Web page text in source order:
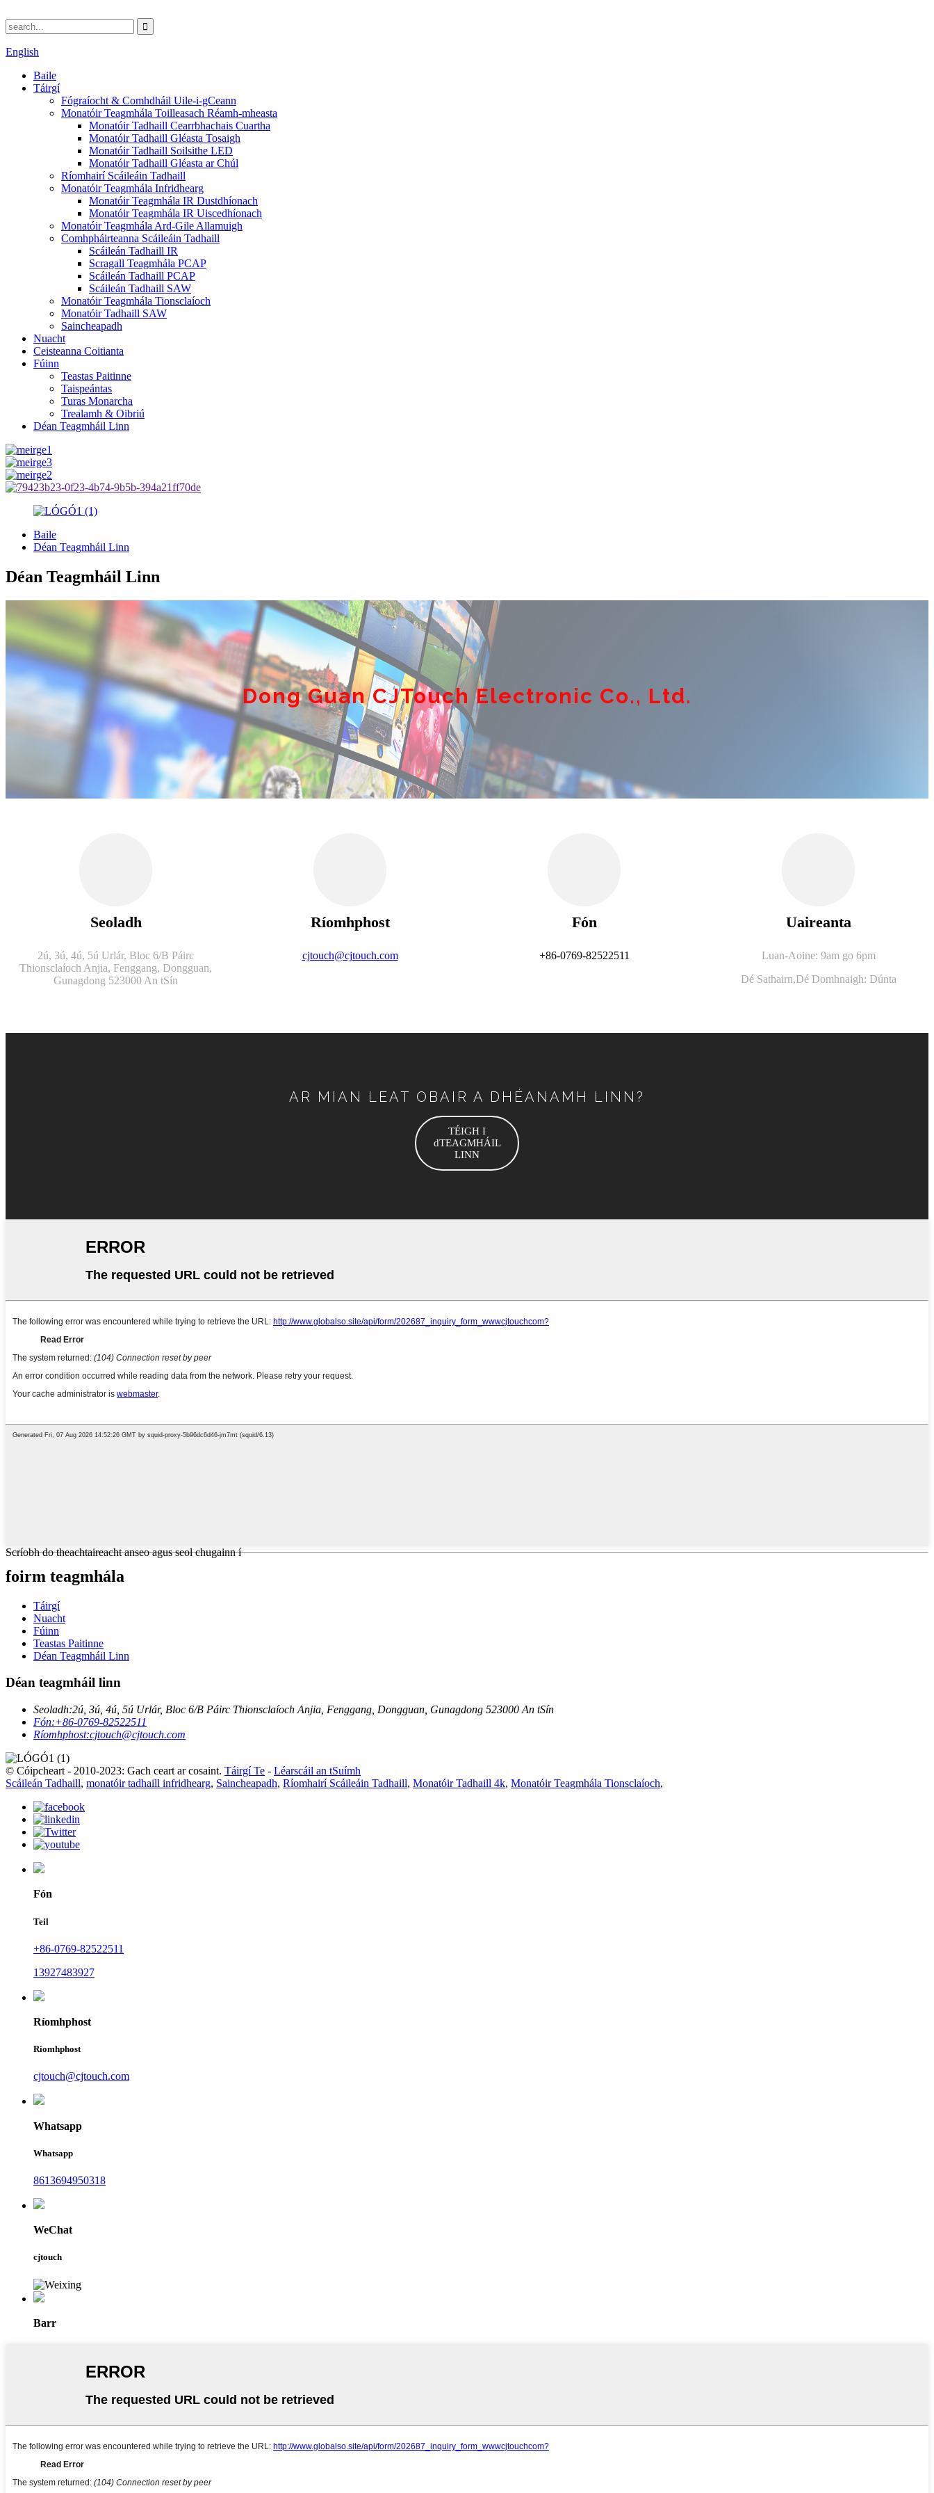
English
Baile
Táirgí
Fógraíocht & Comhdháil Uile-i-gCeann
Monatóir Teagmhála Toilleasach Réamh-mheasta
Monatóir Tadhaill Cearrbhachais Cuartha
Monatóir Tadhaill Gléasta Tosaigh
Monatóir Tadhaill Soilsithe LED
Monatóir Tadhaill Gléasta ar Chúl
Ríomhairí Scáileáin Tadhaill
Monatóir Teagmhála Infridhearg
Monatóir Teagmhála IR Dustdhíonach
Monatóir Teagmhála IR Uiscedhíonach
Monatóir Teagmhála Ard-Gile Allamuigh
Comhpháirteanna Scáileáin Tadhaill
Scáileán Tadhaill IR
Scragall Teagmhála PCAP
Scáileán Tadhaill PCAP
Scáileán Tadhaill SAW
Monatóir Teagmhála Tionsclaíoch
Monatóir Tadhaill SAW
Saincheapadh
Nuacht
Ceisteanna Coitianta
Fúinn
Teastas Paitinne
Taispeántas
Turas Monarcha
Trealamh & Oibriú
Déan Teagmháil Linn
Baile
Déan Teagmháil Linn
Déan Teagmháil Linn
Dong Guan CJTouch Electronic Co., Ltd.
Seoladh
2ú, 3ú, 4ú, 5ú Urlár, Bloc 6/B Páirc
Thionsclaíoch Anjia, Fenggang, Dongguan,
Gunagdong 523000 An tSín
Ríomhphost
cjtouch@cjtouch.com
Fón
+86-0769-82522511
Uaireanta
Luan-Aoine: 9am go 6pm
Dé Sathairn,Dé Domhnaigh: Dúnta
AR MIAN LEAT OBAIR A DHÉANAMH LINN?
TÉIGH I
dTEAGMHÁIL
LINN
Scríobh do theachtaireacht anseo agus seol chugainn í
foirm teagmhála
Táirgí
Nuacht
Fúinn
Teastas Paitinne
Déan Teagmháil Linn
Déan teagmháil linn
Seoladh:2ú, 3ú, 4ú, 5ú Urlár, Bloc 6/B Páirc Thionsclaíoch Anjia, Fenggang, Dongguan, Gunagdong 523000 An tSín
Fón:+86-0769-82522511
Ríomhphost:cjtouch@cjtouch.com
© Cóipcheart - 2010-2023: Gach ceart ar cosaint. Táirgí Te - Léarscáil an tSuímh
Scáileán Tadhaill, monatóir tadhaill infridhearg, Saincheapadh, Ríomhairí Scáileáin Tadhaill, Monatóir Tadhaill 4k, Monatóir Teagmhála Tionsclaíoch,
Fón
Teil
+86-0769-82522511
13927483927
Ríomhphost
Ríomhphost
cjtouch@cjtouch.com
Whatsapp
Whatsapp
8613694950318
WeChat
cjtouch
Barr